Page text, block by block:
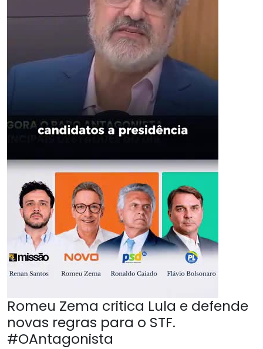
Romeu Zema critica Lula e defende
novas regras para o STF.
#OAntagonista